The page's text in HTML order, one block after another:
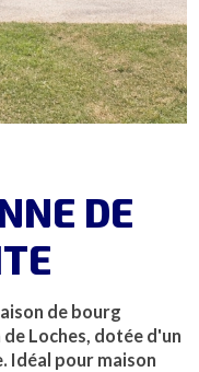
DE
de bourg
de Loches, dotée d'un
Idéal pour maison